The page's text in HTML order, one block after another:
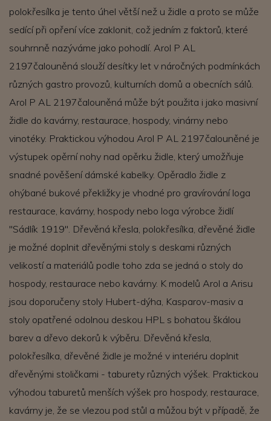
polokřesílka je tento úhel větší než u židle a proto se může
sedící při opření více zaklonit, což jedním z faktorů, které
souhrnně nazýváme jako pohodlí. Arol P AL
2197čalouněná slouží desítky let v náročných podmínkách
různých gastro provozů, kulturních domů a obecních sálů.
Arol P AL 2197čalouněná může být použita i jako masivní
židle do kavárny, restaurace, hospody, vinárny nebo
vinotéky. Praktickou výhodou Arol P AL 2197čalouněné je
výstupek opěrní nohy nad opěrku židle, který umožňuje
snadné pověšení dámské kabelky. Opěradlo židle z
ohýbané bukové překližky je vhodné pro gravírování loga
restaurace, kavárny, hospody nebo loga výrobce židlí
"Sádlík 1919". Dřevěná křesla, polokřesílka, dřevěné židle
je možné doplnit dřevěnými stoly s deskami různých
velikostí a materiálů podle toho zda se jedná o stoly do
hospody, restaurace nebo kavárny. K modelů Arol a Arisu
jsou doporučeny stoly Hubert-dýha, Kasparov-masiv a
stoly opatřené odolnou deskou HPL s bohatou škálou
barev a dřevo dekorů k výběru. Dřevěná křesla,
polokřesílka, dřevěné židle je možné v interiéru doplnit
dřevěnými stoličkami - taburety různých výšek. Praktickou
výhodou taburetů menších výšek pro hospody, restaurace,
kavárny je, že se vlezou pod stůl a můžou být v případě, že